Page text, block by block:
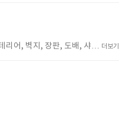
리어, 벽지, 장판, 도배, 샤… 더보기